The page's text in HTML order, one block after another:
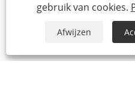
gebruik van cookies.
Afwijzen